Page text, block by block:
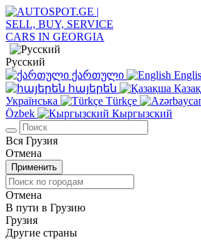
Русский
ქართული
հայերեն
Українська
Türkçe
Özbek
Кыргызский
Вся Грузия
Отмена
Применить
Отмена
В пути в Грузию
Грузия
Другие страны